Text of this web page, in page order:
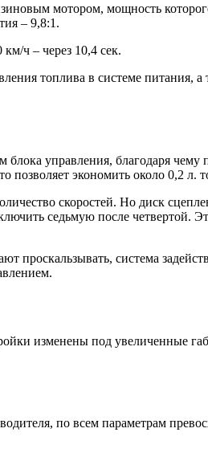
мотором, мощность
– 9,8:1.
ч – через 10,4 сек.
топлива в системе питания, а
управления, благодаря чему
позволяет экономить около 0,2 л.
скоростей. Но диск
седьмую после четвертой.
система
изменены под увеличенные
по всем параметрам